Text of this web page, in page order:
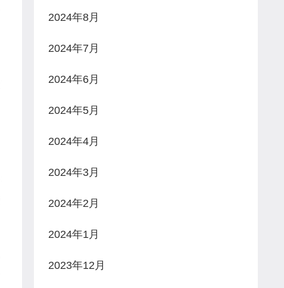
2024年8月
2024年7月
2024年6月
2024年5月
2024年4月
2024年3月
2024年2月
2024年1月
2023年12月